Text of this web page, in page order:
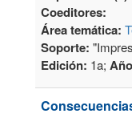
Coeditores:
Área temática:
Soporte:
Edición: 1a;Año